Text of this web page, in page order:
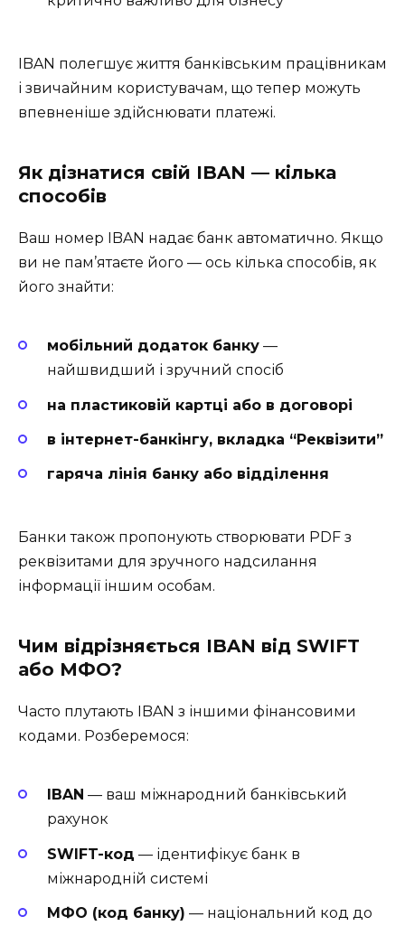
IBAN полегшує життя банківським працівникам
і звичайним користувачам, що тепер можуть
впевненіше здійснювати платежі.
Як дізнатися свій IBAN — кілька
способів
Ваш номер IBAN надає банк автоматично. Якщо
ви не пам’ятаєте його — ось кілька способів, як
його знайти:
мобільний додаток банку —
найшвидший і зручний спосіб
на пластиковій картці або в договорі
в інтернет-банкінгу, вкладка “Реквізити”
гаряча лінія банку або відділення
Банки також пропонують створювати PDF з
реквізитами для зручного надсилання
інформації іншим особам.
Чим відрізняється IBAN від SWIFT
або МФО?
Часто плутають IBAN з іншими фінансовими
кодами. Розберемося:
IBAN — ваш міжнародний банківський
рахунок
SWIFT-код — ідентифікує банк в
міжнародній системі
МФО (код банку) — національний код до